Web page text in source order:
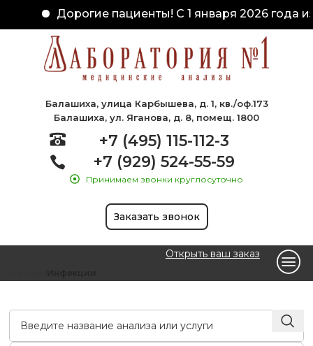
Дорогие пациенты! С 1 января 2026 года
Балашиха, улица Карбышева, д. 1, кв./оф.173
Балашиха, ул. Яганова, д. 8, помещ. 1800
+7 (495) 115-112-3
+7 (929) 524-55-59
Принимаем звонки круглосуточно
Заказать звонок
Открыть ваш заказ